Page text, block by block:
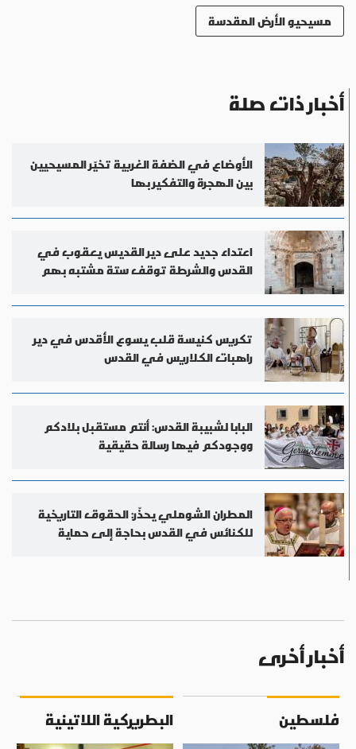
مسيحيو الأرض المقدسة
أخبار ذات صلة
الأوضاع في الضفة الغربية تخيّر المسيحيين
بين الهجرة والتفكير بها
اعتداء جديد على دير القديس يعقوب في
القدس والشرطة توقف ستة مشتبه بهم
تكريس كنيسة قلب يسوع الأقدس في دير
راهبات الكلاريس في القدس
البابا لشبيبة القدس: أنتم مستقبل بلادكم
ووجودكم فيها رسالة حقيقية
المطران الشوملي يحذّر: الحقوق التاريخية
للكنائس في القدس بحاجة إلى حماية
أخبار أخرى
فلسطين البطريركية اللاتينية